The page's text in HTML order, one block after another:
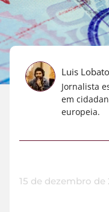
Luis Lobato
Jornalista
em
europeia.
15 de dezembro de